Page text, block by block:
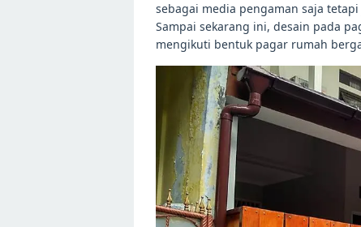
sebagai media pengaman saja
Sampai sekarang ini, desain pada
mengikuti bentuk pagar rumah